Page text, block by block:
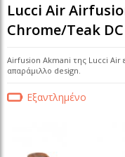
Lucci Air
Chrome/Teak DC
Airfusion Akmani της Lucci Air
απαράμιλλο design.
Εξαντλημένο